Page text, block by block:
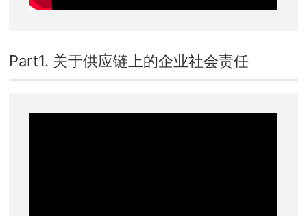
Part1. 关于供应链上的企业社会责任